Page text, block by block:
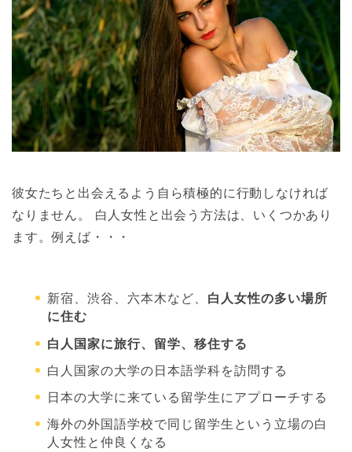
彼女たちと出会えるよう自ら積極的に行動しなければ
なりません。 白人女性と出会う方法は、いくつかあり
ます。例えば・・・
新宿、渋谷、六本木など、 白人女性の多い場所
に住む
白人国家に旅行、留学、移住する
白人国家の大学の日本語学科を訪問する
日本の大学に来ている留学生にアプローチする
海外の外国語学校で同じ留学生という立場の白
人女性と仲良くなる